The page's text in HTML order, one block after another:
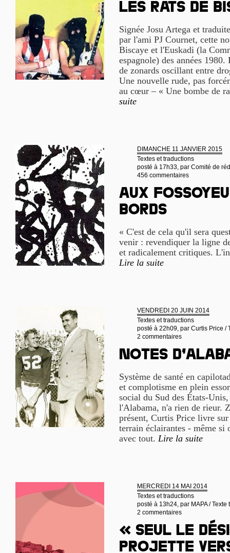
LES RATS DE
Signée Josu Artega et
par l'ami PJ Cournet, cette
Biscaye et l'Euskadi (la
espagnole) des années
de zonards oscillant entre
Une nouvelle rude, pas
au cœur – « Une bombe de
suite
DIMANCHE 11 JANVIER 2015
Textes et traductions
posté à 17h33, par Comité de
456 commentaires
Aux
bords
« C'est de cela qu'il sera
venir : revendiquer la ligne
et radicalement critiques.
Lire la suite
VENDREDI 20 JUIN 2014
Textes et traductions
posté à 22h09, par Curtis Price /
2 commentaires
Notes
Système de santé en
et complotisme en plein
social du Sud des États-
l'Alabama, n'a rien de rieur.
présent, Curtis Price livre
terrain éclairantes - même si
avec tout. Lire la suite
MERCREDI 14 MAI 2014
Textes et traductions
posté à 13h24, par MAPA /
2 commentaires
« Seul le
projette